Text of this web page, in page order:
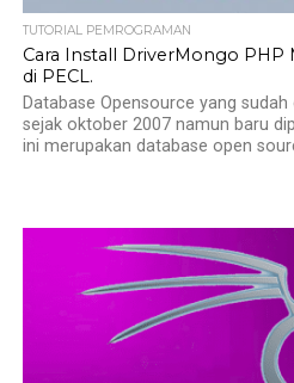
TUTORIAL PEMROGRAMAN
Cara Install DriverMongo PHP
di PECL.
Database Opensource yang
sejak oktober 2007 namun baru
ini merupakan database open